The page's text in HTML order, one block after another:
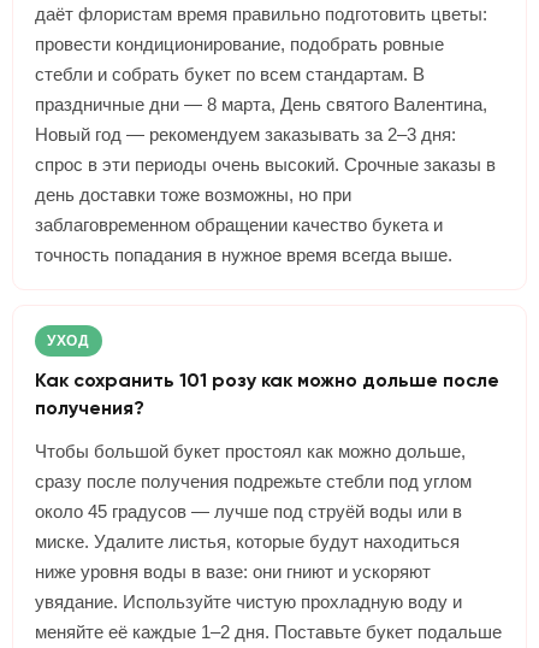
даёт флористам время правильно подготовить цветы:
провести кондиционирование, подобрать ровные
стебли и собрать букет по всем стандартам. В
праздничные дни — 8 марта, День святого Валентина,
Новый год — рекомендуем заказывать за 2–3 дня:
спрос в эти периоды очень высокий. Срочные заказы в
день доставки тоже возможны, но при
заблаговременном обращении качество букета и
точность попадания в нужное время всегда выше.
УХОД
Как сохранить 101 розу как можно дольше после
получения?
Чтобы большой букет простоял как можно дольше,
сразу после получения подрежьте стебли под углом
около 45 градусов — лучше под струёй воды или в
миске. Удалите листья, которые будут находиться
ниже уровня воды в вазе: они гниют и ускоряют
увядание. Используйте чистую прохладную воду и
меняйте её каждые 1–2 дня. Поставьте букет подальше